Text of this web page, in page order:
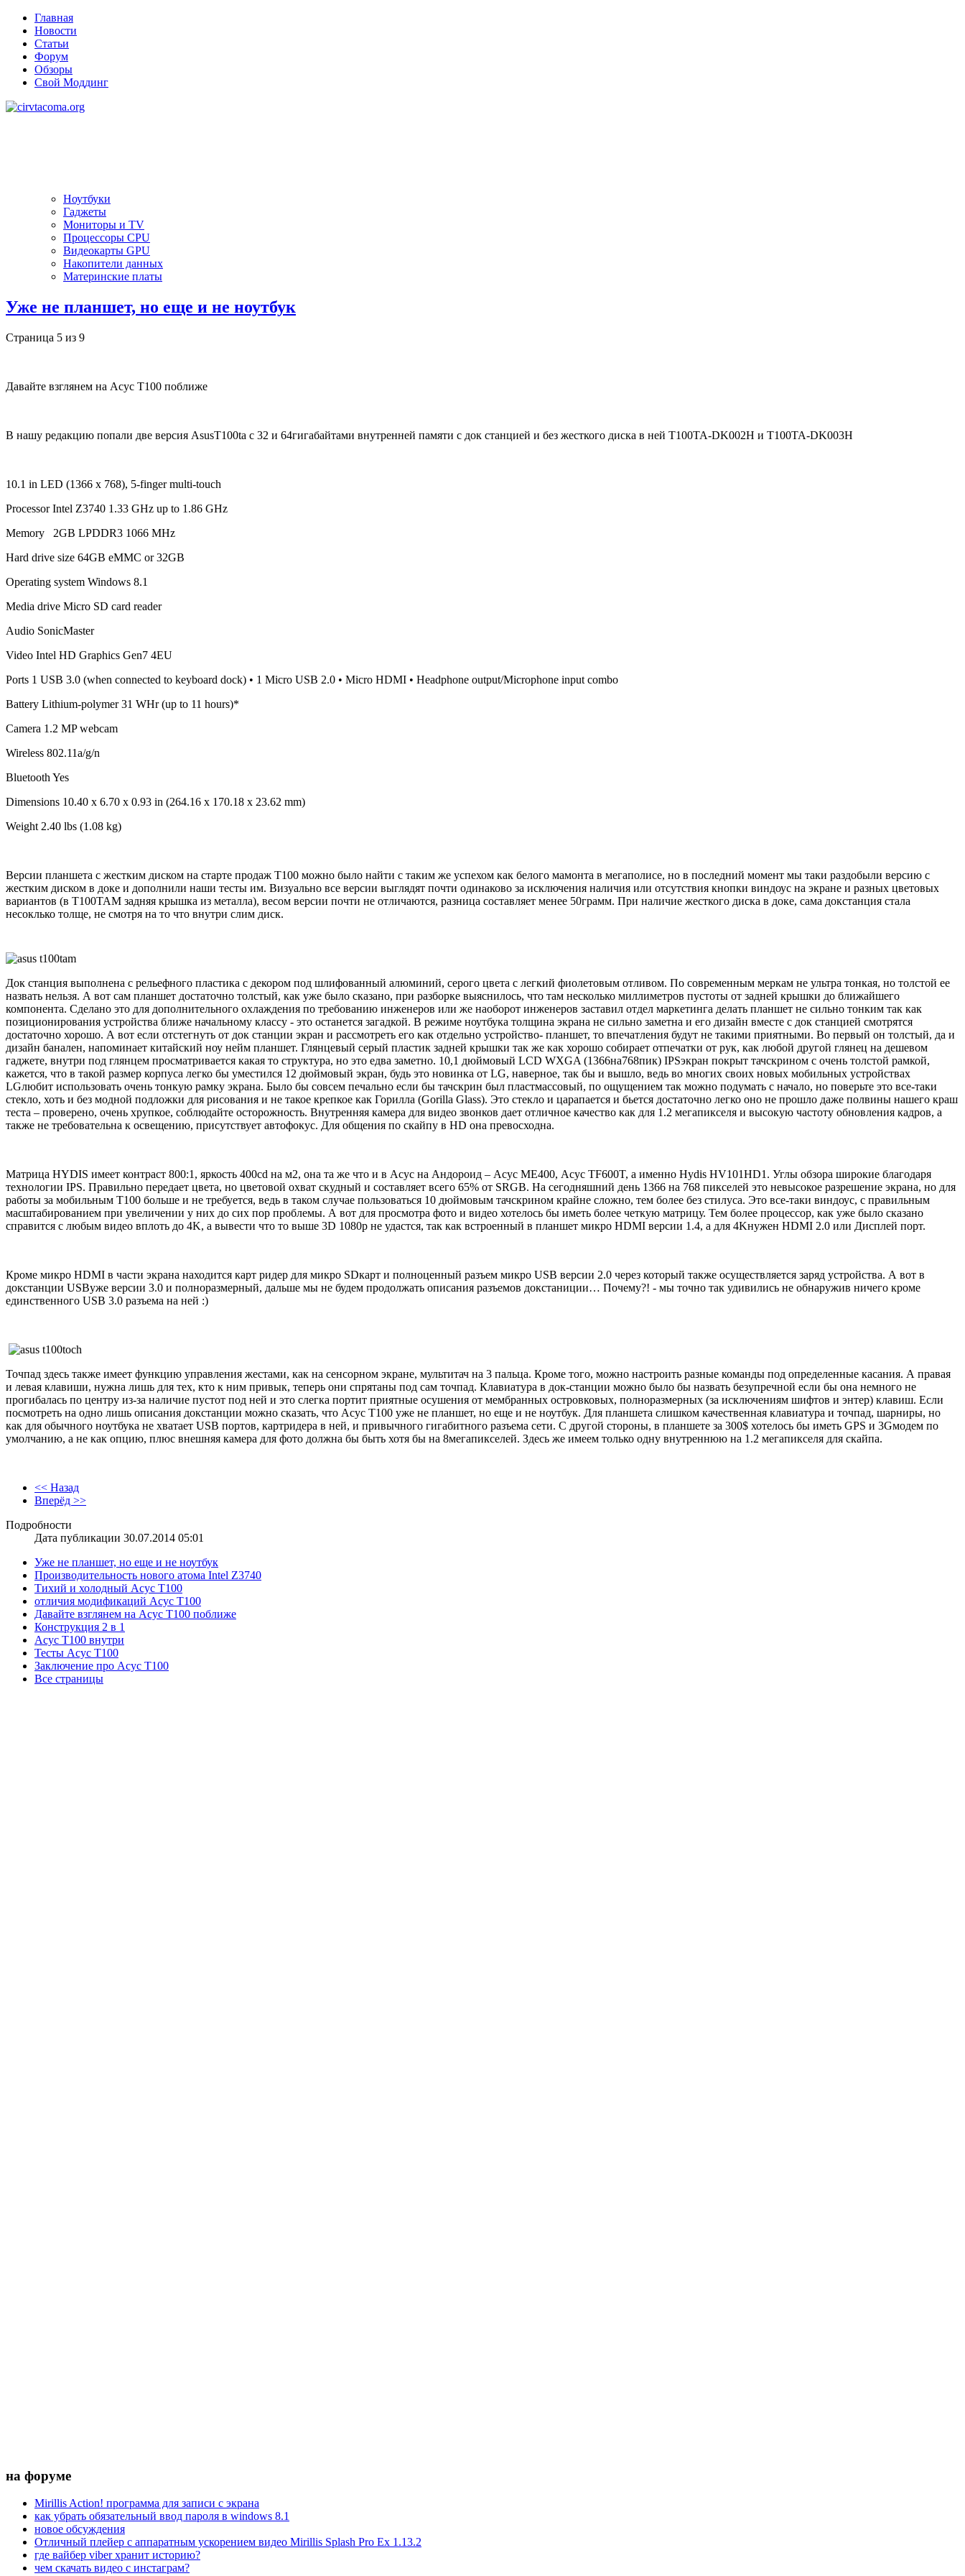
Главная
Новости
Статьи
Форум
Обзоры
Свой Моддинг
Ноутбуки
Гаджеты
Мониторы и TV
Процессоры CPU
Видеокарты GPU
Накопители данных
Материнские платы
Уже не планшет, но еще и не ноутбук
Страница 5 из 9
Давайте взглянем на Асус T100 поближе
В нашу редакцию попали две версия AsusT100ta с 32 и 64гигабайтами внутренней памяти с док станцией и без жесткого диска в ней T100TA-DK002H и T100TA-DK003H
10.1 in LED (1366 x 768), 5-finger multi-touch
Processor Intel Z3740 1.33 GHz up to 1.86 GHz
Memory 2GB LPDDR3 1066 MHz
Hard drive size 64GB eMMC or 32GB
Operating system Windows 8.1
Media drive Micro SD card reader
Audio SonicMaster
Video Intel HD Graphics Gen7 4EU
Ports 1 USB 3.0 (when connected to keyboard dock) • 1 Micro USB 2.0 • Micro HDMI • Headphone output/Microphone input combo
Battery Lithium-polymer 31 WHr (up to 11 hours)*
Camera 1.2 MP webcam
Wireless 802.11a/g/n
Bluetooth Yes
Dimensions 10.40 x 6.70 x 0.93 in (264.16 x 170.18 x 23.62 mm)
Weight 2.40 lbs (1.08 kg)
Версии планшета с жестким диском на старте продаж T100 можно было найти с таким же успехом как белого мамонта в мегаполисе, но в последний момент мы таки раздобыли версию с
жестким диском в доке и дополнили наши тесты им. Визуально все версии выглядят почти одинаково за исключения наличия или отсутствия кнопки виндоус на экране и разных цветовых
вариантов (в T100TAM задняя крышка из металла), весом версии почти не отличаются, разница составляет менее 50грамм. При наличие жесткого диска в доке, сама докстанция стала
несоклько толще, не смотря на то что внутри слим диск.
Док станция выполнена с рельефного пластика с декором под шлифованный алюминий, серого цвета с легкий фиолетовым отливом. По современным меркам не ультра тонкая, но толстой ее
назвать нельзя. А вот сам планшет достаточно толстый, как уже было сказано, при разборке выяснилось, что там несколько миллиметров пустоты от задней крышки до ближайшего
компонента. Сделано это для дополнительного охлаждения по требованию инженеров или же наоборот инженеров заставил отдел маркетинга делать планшет не сильно тонким так как
позиционирования устройства ближе начальному классу - это останется загадкой. В режиме ноутбука толщина экрана не сильно заметна и его дизайн вместе с док станцией смотрятся
достаточно хорошо. А вот если отстегнуть от док станции экран и рассмотреть его как отдельно устройство- планшет, то впечатления будут не такими приятными. Во первый он толстый, да и
дизайн банален, напоминает китайский ноу нейм планшет. Глянцевый серый пластик задней крышки так же как хорошо собирает отпечатки от рук, как любой другой глянец на дешевом
гаджете, внутри под глянцем просматривается какая то структура, но это едва заметно. 10,1 дюймовый LCD WXGA (1366на768пик) IPSэкран покрыт тачскрином с очень толстой рамкой,
кажется, что в такой размер корпуса легко бы уместился 12 дюймовый экран, будь это новинка от LG, наверное, так бы и вышло, ведь во многих своих новых мобильных устройствах
LGлюбит использовать очень тонкую рамку экрана. Было бы совсем печально если бы тачскрин был пластмассовый, по ощущением так можно подумать с начало, но поверьте это все-таки
стекло, хоть и без модной подложки для рисования и не такое крепкое как Горилла (Gorilla Glass). Это стекло и царапается и бьется достаточно легко оно не прошло даже полвины нашего краш
теста – проверено, очень хрупкое, соблюдайте осторожность. Внутренняя камера для видео звонков дает отличное качество как для 1.2 мегапикселя и высокую частоту обновления кадров, а
также не требовательна к освещению, присутствует автофокус. Для общения по скайпу в HD она превосходна.
Матрица HYDIS имеет контраст 800:1, яркость 400cd на м2, она та же что и в Асус на Андороид – Асус ME400, Асус TF600T, а именно Hydis HV101HD1. Углы обзора широкие благодаря
технологии IPS. Правильно передает цвета, но цветовой охват скудный и составляет всего 65% от SRGB. На сегодняшний день 1366 на 768 пикселей это невысокое разрешение экрана, но для
работы за мобильным Т100 больше и не требуется, ведь в таком случае пользоваться 10 дюймовым тачскрином крайне сложно, тем более без стилуса. Это все-таки виндоус, с правильным
масштабированием при увеличении у них до сих пор проблемы. А вот для просмотра фото и видео хотелось бы иметь более четкую матрицу. Тем более процессор, как уже было сказано
справится с любым видео вплоть до 4K, а вывести что то выше 3D 1080p не удастся, так как встроенный в планшет микро HDMI версии 1.4, а для 4Kнужен HDMI 2.0 или Дисплей порт.
Кроме микро HDMI в части экрана находится карт ридер для микро SDкарт и полноценный разъем микро USB версии 2.0 через который также осуществляется заряд устройства. А вот в
докстанции USBуже версии 3.0 и полноразмерный, дальше мы не будем продолжать описания разъемов докстаниции… Почему?! - мы точно так удивились не обнаружив ничего кроме
единственного USB 3.0 разъема на ней :)
Точпад здесь также имеет функцию управления жестами, как на сенсорном экране, мультитач на 3 пальца. Кроме того, можно настроить разные команды под определенные касания. А правая
и левая клавиши, нужна лишь для тех, кто к ним привык, теперь они спрятаны под сам точпад. Клавиатура в док-станции можно было бы назвать безупречной если бы она немного не
прогибалась по центру из-за наличие пустот под ней и это слегка портит приятные осушения от мембранных островковых, полноразмерных (за исключениям шифтов и энтер) клавиш. Если
посмотреть на одно лишь описания докстанции можно сказать, что Асус T100 уже не планшет, но еще и не ноутбук. Для планшета слишком качественная клавиатура и точпад, шарниры, но
как для обычного ноутбука не хватает USB портов, картридера в ней, и привычного гигабитного разъема сети. С другой стороны, в планшете за 300$ хотелось бы иметь GPS и 3Gмодем по
умолчанию, а не как опцию, плюс внешняя камера для фото должна бы быть хотя бы на 8мегапикселей. Здесь же имеем только одну внутреннюю на 1.2 мегапикселя для скайпа.
<< Назад
Вперёд >>
Подробности
Дата публикации 30.07.2014 05:01
Уже не планшет, но еще и не ноутбук
Производительность нового атома Intel Z3740
Тихий и холодный Асус Т100
отличия модификаций Асус T100
Давайте взглянем на Асус T100 поближе
Конструкция 2 в 1
Асус T100 внутри
Тесты Асус T100
Заключение про Асус T100
Все страницы
на форуме
Mirillis Action! программа для записи с экрана
как убрать обязательный ввод пароля в windows 8.1
новое обсуждения
Отличный плейер с аппаратным ускорением видео Mirillis Splash Pro Ex 1.13.2
где вайбер viber хранит историю?
чем скачать видео с инстаграм?